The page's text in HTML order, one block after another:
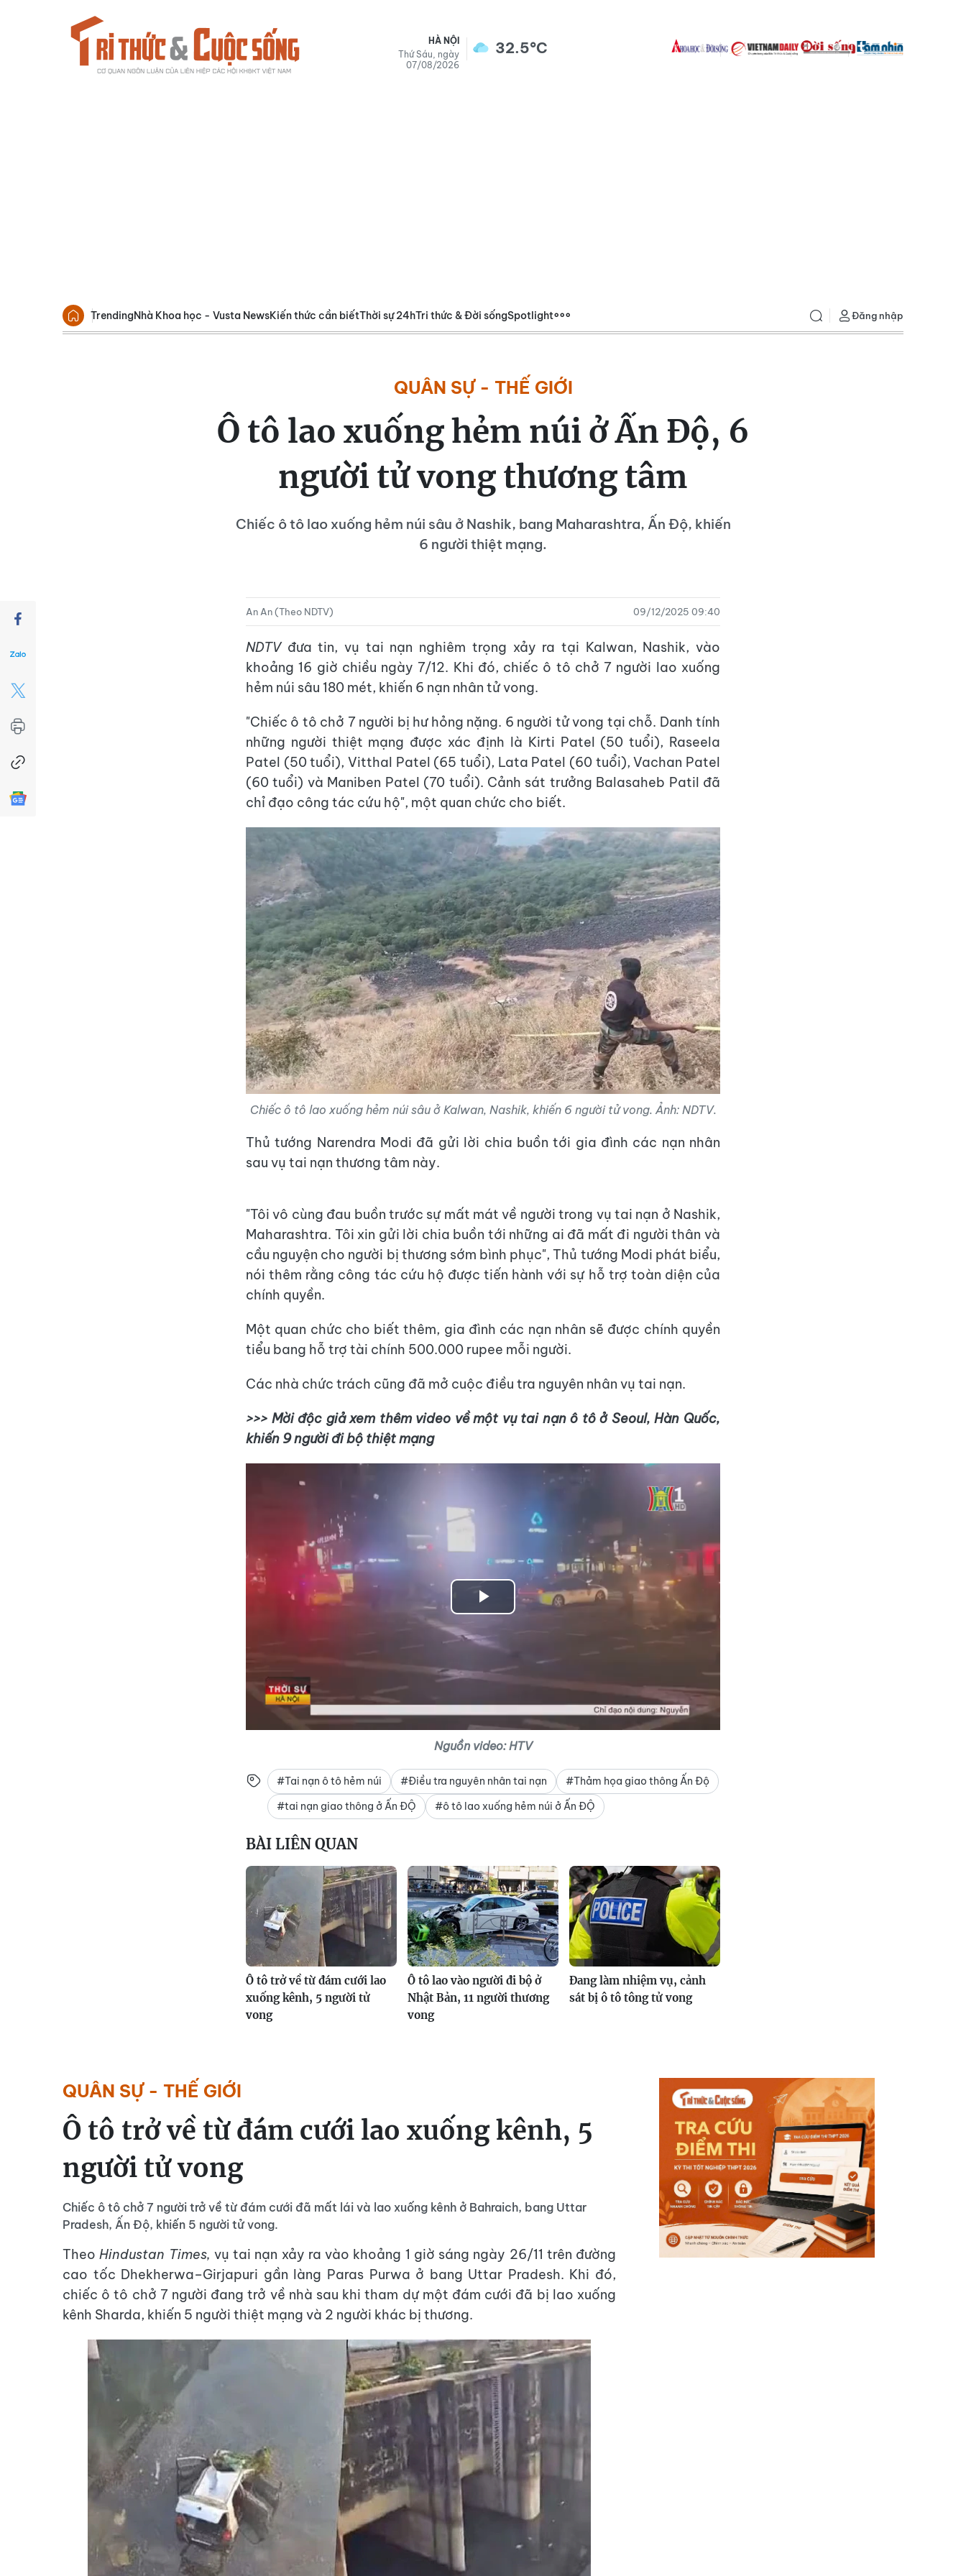
HÀ NỘI
Thứ Sáu, ngày
07/08/2026
32.5°C
TrendingNhà Khoa học - Vusta NewsKiến thức cần biếtThời sự 24hTri thức & Đời sốngSpotlight Đăng nhập
QUÂN SỰ - THẾ GIỚI
Ô tô lao xuống hẻm núi ở Ấn Độ, 6
người tử vong thương tâm
Chiếc ô tô lao xuống hẻm núi sâu ở Nashik, bang Maharashtra, Ấn Độ, khiến
6 người thiệt mạng.
An An (Theo NDTV) 09/12/2025 09:40
NDTVđưa tin, vụ tai nạn nghiêm trọng xảy ra tại Kalwan, Nashik, vào
khoảng 16 giờ chiều ngày 7/12. Khi đó, chiếc ô tô chở 7 người lao xuống
hẻm núi sâu 180 mét, khiến 6 nạn nhân tử vong.
"Chiếc ô tô chở 7 người bị hư hỏng nặng. 6 người tử vong tại chỗ. Danh tính
những người thiệt mạng được xác định là Kirti Patel (50 tuổi), Raseela
Patel (50 tuổi), Vitthal Patel (65 tuổi), Lata Patel (60 tuổi), Vachan Patel
(60 tuổi) và Maniben Patel (70 tuổi). Cảnh sát trưởng Balasaheb Patil đã
chỉ đạo công tác cứu hộ", một quan chức cho biết.
Chiếc ô tô lao xuống hẻm núi sâu ở Kalwan, Nashik, khiến 6 người tử vong. Ảnh: NDTV.
Thủ tướng Narendra Modi đã gửi lời chia buồn tới gia đình các nạn nhân
sau vụ tai nạn thương tâm này.
"Tôi vô cùng đau buồn trước sự mất mát về người trong vụ tai nạn ở Nashik,
Maharashtra. Tôi xin gửi lời chia buồn tới những ai đã mất đi người thân và
cầu nguyện cho người bị thương sớm bình phục", Thủ tướng Modi phát biểu,
nói thêm rằng công tác cứu hộ được tiến hành với sự hỗ trợ toàn diện của
chính quyền.
Một quan chức cho biết thêm, gia đình các nạn nhân sẽ được chính quyền
tiểu bang hỗ trợ tài chính 500.000 rupee mỗi người.
Các nhà chức trách cũng đã mở cuộc điều tra nguyên nhân vụ tai nạn.
>>> Mời độc giả xem thêm video về một vụ tai nạn ô tô ở Seoul, Hàn Quốc,
khiến 9 người đi bộ thiệt mạng
Play
Video
Nguồn video: HTV
#Tai nạn ô tô hẻm núi #Điều tra nguyên nhân tai nạn
#Thảm họa giao thông Ấn Độ
#tai nạn giao thông ở Ấn ĐỘ
#ô tô lao xuống hẻm núi ở Ấn ĐỘ
BÀI LIÊN QUAN
Ô tô trở về từ đám cưới lao
xuống kênh, 5 người tử
vong
Ô tô lao vào người đi bộ ở
Nhật Bản, 11 người thương
vong
Đang làm nhiệm vụ, cảnh
sát bị ô tô tông tử vong
QUÂN SỰ - THẾ GIỚI
Ô tô trở về từ đám cưới lao xuống kênh, 5
người tử vong
Chiếc ô tô chở 7 người trở về từ đám cưới đã mất lái và lao xuống kênh ở Bahraich, bang Uttar
Pradesh, Ấn Độ, khiến 5 người tử vong.
Theo Hindustan Times, vụ tai nạn xảy ra vào khoảng 1 giờ sáng ngày 26/11 trên đường
cao tốc Dhekherwa–Girjapuri gần làng Paras Purwa ở bang Uttar Pradesh. Khi đó,
chiếc ô tô chở 7 người đang trở về nhà sau khi tham dự một đám cưới đã bị lao xuống
kênh Sharda, khiến 5 người thiệt mạng và 2 người khác bị thương.